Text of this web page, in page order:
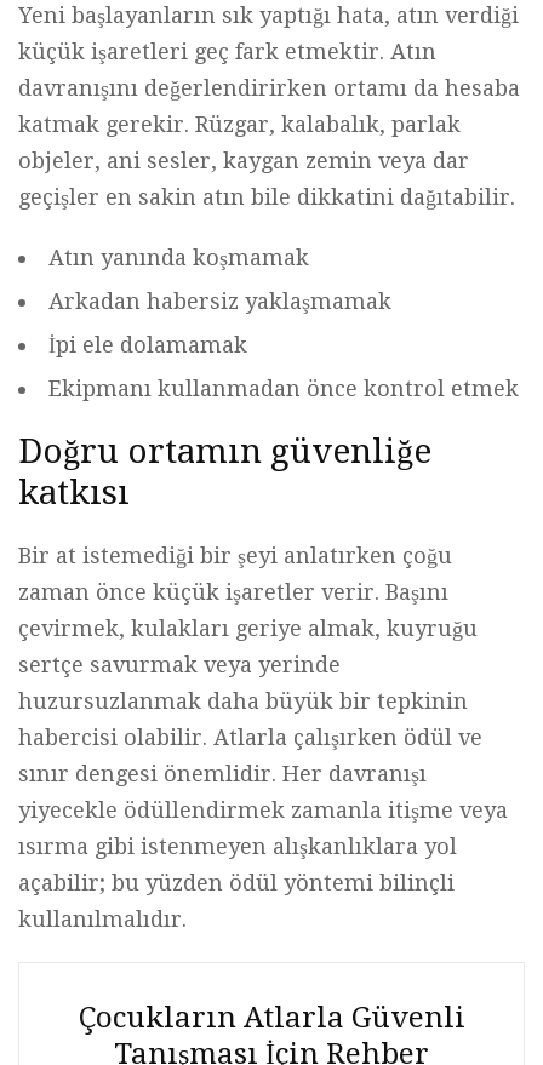
Yeni başlayanların sık yaptığı hata, atın verdiği
küçük işaretleri geç fark etmektir. Atın
davranışını değerlendirirken ortamı da hesaba
katmak gerekir. Rüzgar, kalabalık, parlak
objeler, ani sesler, kaygan zemin veya dar
geçişler en sakin atın bile dikkatini dağıtabilir.
Atın yanında koşmamak
Arkadan habersiz yaklaşmamak
İpi ele dolamamak
Ekipmanı kullanmadan önce kontrol etmek
Doğru ortamın güvenliğe
katkısı
Bir at istemediği bir şeyi anlatırken çoğu
zaman önce küçük işaretler verir. Başını
çevirmek, kulakları geriye almak, kuyruğu
sertçe savurmak veya yerinde
huzursuzlanmak daha büyük bir tepkinin
habercisi olabilir. Atlarla çalışırken ödül ve
sınır dengesi önemlidir. Her davranışı
yiyecekle ödüllendirmek zamanla itişme veya
ısırma gibi istenmeyen alışkanlıklara yol
açabilir; bu yüzden ödül yöntemi bilinçli
kullanılmalıdır.
Çocukların Atlarla Güvenli
Tanışması İçin Rehber